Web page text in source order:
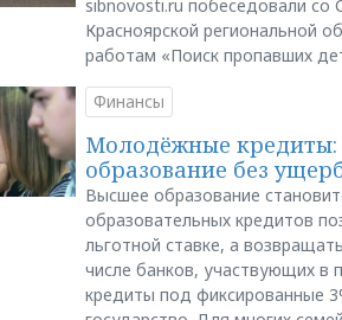
sibnovosti.ru побеседовали
Красноярской региональной
работам «Поиск пропавших
Финансы
Молодёжные кредиты:
образование без
Высшее образование
образовательных кредитов
льготной ставке, а
числе банков, участвующих
кредиты под фиксированные